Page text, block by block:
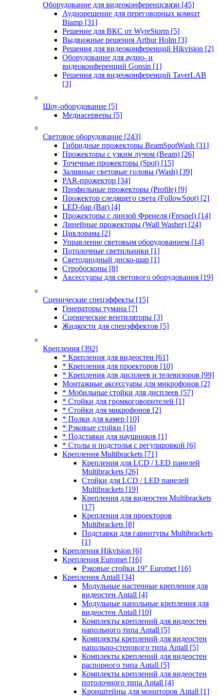
Оборудование для видеоконференцсвязи [45]
Аудиорешение для переговорных комнат
Biamp [31]
Решение для ВКС от WyreStorm [5]
Выдвижные решения Arthur Holm [3]
Решения для видеоконференций Hikvision [2]
Оборудование для аудио- и
видеоконференций Gonsin [1]
Решения для видеоконференций TaverLAB
[3]
Шоу-оборудование [5]
Медиасерверы [5]
Световое оборудование [243]
Гибридные прожекторы BeamSpotWash [31]
Прожекторы с узким лучом (Beam) [26]
Точечные прожекторы (Spot) [15]
Заливные световые головы (Wash) [39]
PAR-прожектор [34]
Профильные прожекторы (Profile) [9]
Прожектор следящего света (FollowSpot) [2]
LED-бар (Bar) [4]
Прожекторы с линзой Френеля (Fresnel) [14]
Линейные прожекторы (Wall Washer) [24]
Циклорама [2]
Управление световым оборудованием [14]
Потолочные светильники [1]
Светодиодный диско-шар [1]
Стробоскопы [8]
Аксессуары для светового оборудования [19]
Сценические спецэффекты [15]
Генераторы тумана [7]
Сценические вентиляторы [3]
Жидкости для спецэффектов [5]
Крепления [392]
* Крепления для видеостен [61]
* Крепления для проекторов [10]
* Крепления для дисплеев и телевизоров [99]
Монтажные аксессуары для микрофонов [2]
* Мобильные стойки для дисплеев [57]
* Стойки для громкоговорителей [1]
* Стойки для микрофонов [2]
* Полки для камер [10]
* Рэковые стойки [16]
* Подставки для наушников [1]
* Столы и подстолья с регулировкой [6]
Крепления Multibrackets [71]
Крепления для LCD / LED панелей
Multibrackets [26]
Стойки для LCD / LED панелей
Multibrackets [19]
Крепления для видеостен Multibrackets
[17]
Крепления для проекторов
Multibrackets [8]
Подставки для гарнитуры Multibrackets
[1]
Крепления Hikvision [6]
Крепления Euromet [16]
Рэковые стойки 19" Euromet [16]
Крепления Antall [34]
Модульные настенные крепления для
видеостен Antall [4]
Модульные напольные крепления для
видеостен Antall [10]
Комплекты креплений для видеостен
напольного типа Antall [5]
Комплекты креплений для видеостен
напольно-стенового типа Antall [5]
Комплекты креплений для видеостен
распорного типа Antall [5]
Комплекты креплений для видеостен
потолочного типа Antall [4]
Кронштейны для мониторов Antall [1]